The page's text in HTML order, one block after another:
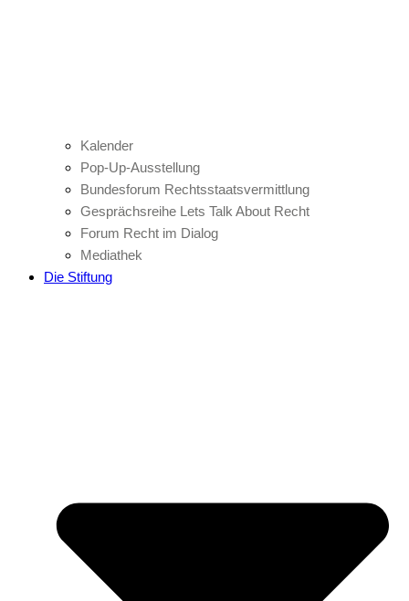
Kalender
Pop-Up-Ausstellung
Bundesforum Rechtsstaatsvermittlung
Gesprächsreihe Lets Talk About Recht
Forum Recht im Dialog
Mediathek
Die Stiftung